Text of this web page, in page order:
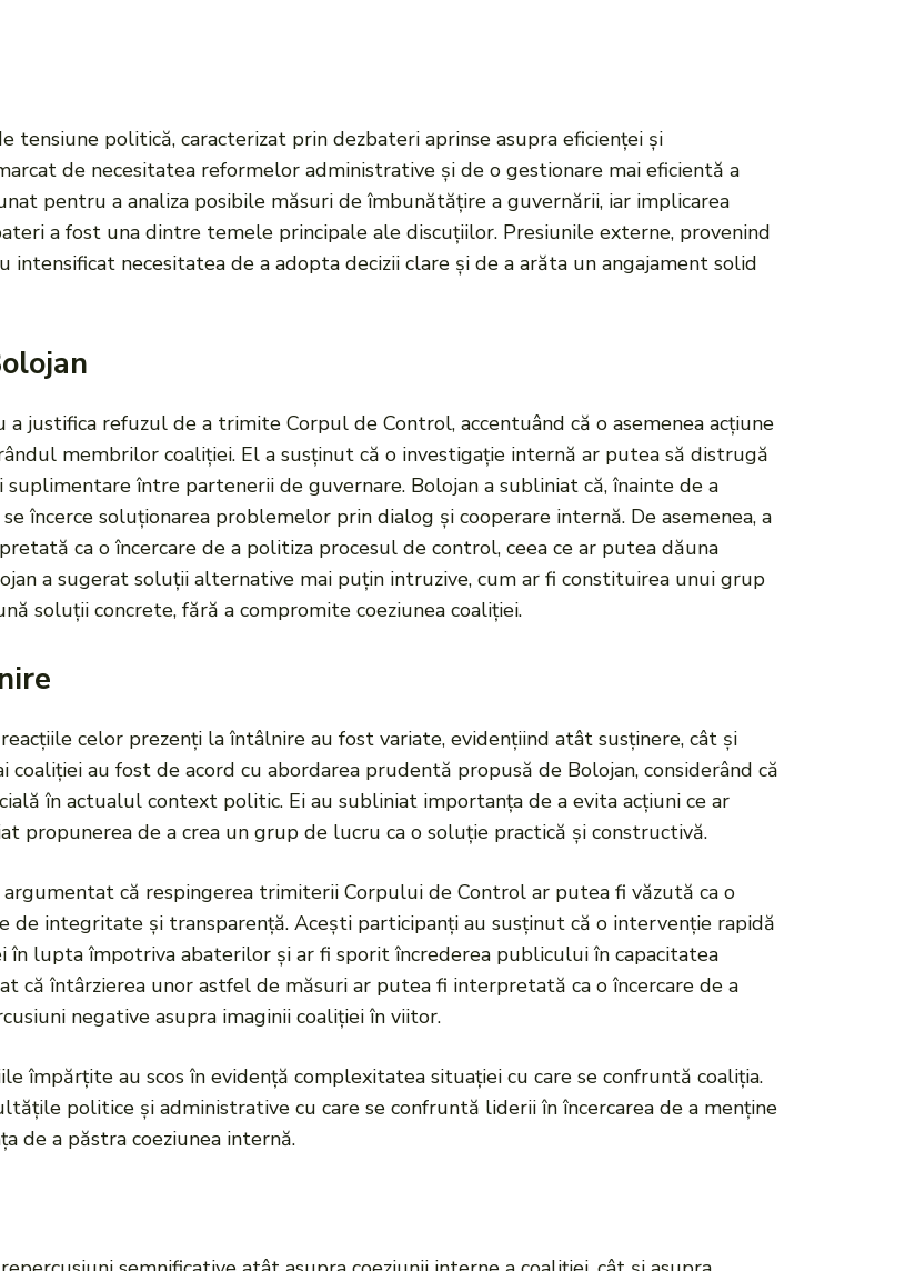
politică, caracterizat prin dezbateri aprinse asupra eficienței și
de necesitatea reformelor administrative și de o gestionare mai eficientă a
pentru a analiza posibile măsuri de îmbunătățire a guvernării, iar implicarea
a fost una dintre temele principale ale discuțiilor. Presiunile externe, provenind
intensificat necesitatea de a adopta decizii clare și de a arăta un angajament solid
justifica refuzul de a trimite Corpul de Control, accentuând că o asemenea acțiune
membrilor coaliției. El a susținut că o investigație internă ar putea să distrugă
între partenerii de guvernare. Bolojan a subliniat că, înainte de a
încerce soluționarea problemelor prin dialog și cooperare internă. De asemenea, a
ca o încercare de a politiza procesul de control, ceea ce ar putea dăuna
a sugerat soluții alternative mai puțin intruzive, cum ar fi constituirea unui grup
soluții concrete, fără a compromite coeziunea coaliției.
celor prezenți la întâlnire au fost variate, evidențiind atât susținere, cât și
au fost de acord cu abordarea prudentă propusă de Bolojan, considerând că
în actualul context politic. Ei au subliniat importanța de a evita acțiuni ce ar
propunerea de a crea un grup de lucru ca o soluție practică și constructivă.
că respingerea trimiterii Corpului de Control ar putea fi văzută ca o
integritate și transparență. Acești participanți au susținut că o intervenție rapidă
în lupta împotriva abaterilor și ar fi sporit încrederea publicului în capacitatea
că întârzierea unor astfel de măsuri ar putea fi interpretată ca o încercare de a
negative asupra imaginii coaliției în viitor.
împărțite au scos în evidență complexitatea situației cu care se confruntă coaliția.
politice și administrative cu care se confruntă liderii în încercarea de a menține
de a păstra coeziunea internă.